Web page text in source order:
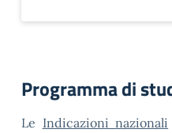
Programma di
Le Indicazioni nazionali